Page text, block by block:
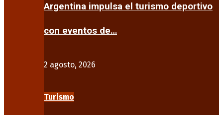
Argentina impulsa el turismo deportivo
con eventos de…
2 agosto, 2026
Turismo